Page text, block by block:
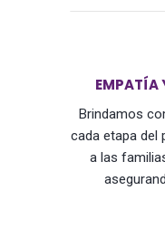
EMPATÍA
Brindamos
cada etapa del
a las